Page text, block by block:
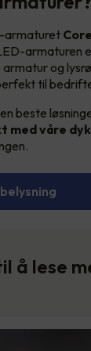
armaturet
armaturen
og
til
beste
med våre
å lese